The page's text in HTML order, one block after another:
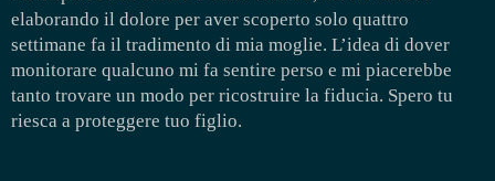
elaborando il dolore per aver scoperto solo quattro
settimane fa il tradimento di mia moglie. L’idea di dover
monitorare qualcuno mi fa sentire perso e mi piacerebbe
tanto trovare un modo per ricostruire la fiducia. Spero tu
riesca a proteggere tuo figlio.